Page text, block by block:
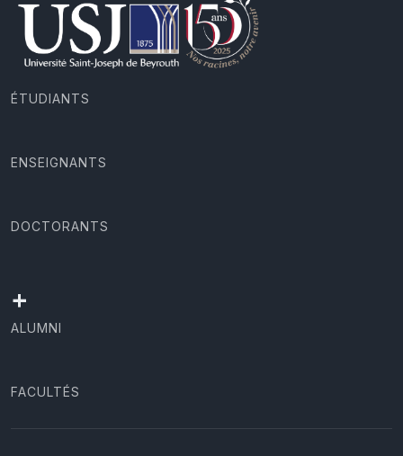
ÉTUDIANTS
ENSEIGNANTS
DOCTORANTS
+
ALUMNI
FACULTÉS